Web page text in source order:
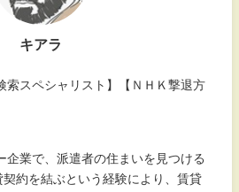
キアラ
索スペシャリスト】【ＮＨＫ撃退方
企業で、派遣者の住まいを見つける
約を結ぶという経験により、賃貸